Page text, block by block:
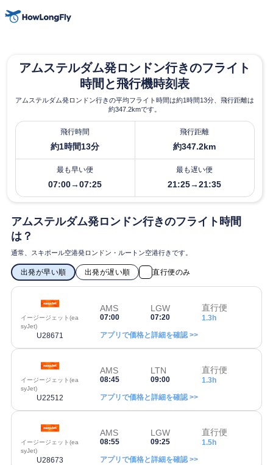
アムステルダム発ロンドン行きのフライト
時間と飛行機時刻表
アムステルダム発ロンドン行きの平均フライト時間は約1時間13分、飛行距離は
約347.2kmです。
飛行時間
約1時間13分
飛行距離
約347.2km
最も早い便
07:00→07:25
最も遅い便
21:25→21:35
アムステルダム発ロンドン行きのフライト時間
は？
通常、スキポール空港発ロンドン・ルートン空港行きです。
出発が早い順 出発が遅い順 直行便のみ
イージージェット(ea
syJet)
U28671
AMS
07:00
LGW
07:20
直行便
1.3h
アプリで価格と詳細を確認 >>
イージージェット(ea
syJet)
U22512
AMS
08:45
LTN
09:00
直行便
1.3h
アプリで価格と詳細を確認 >>
イージージェット(ea
syJet)
U28673
AMS
08:55
LGW
09:25
直行便
1.5h
アプリで価格と詳細を確認 >>